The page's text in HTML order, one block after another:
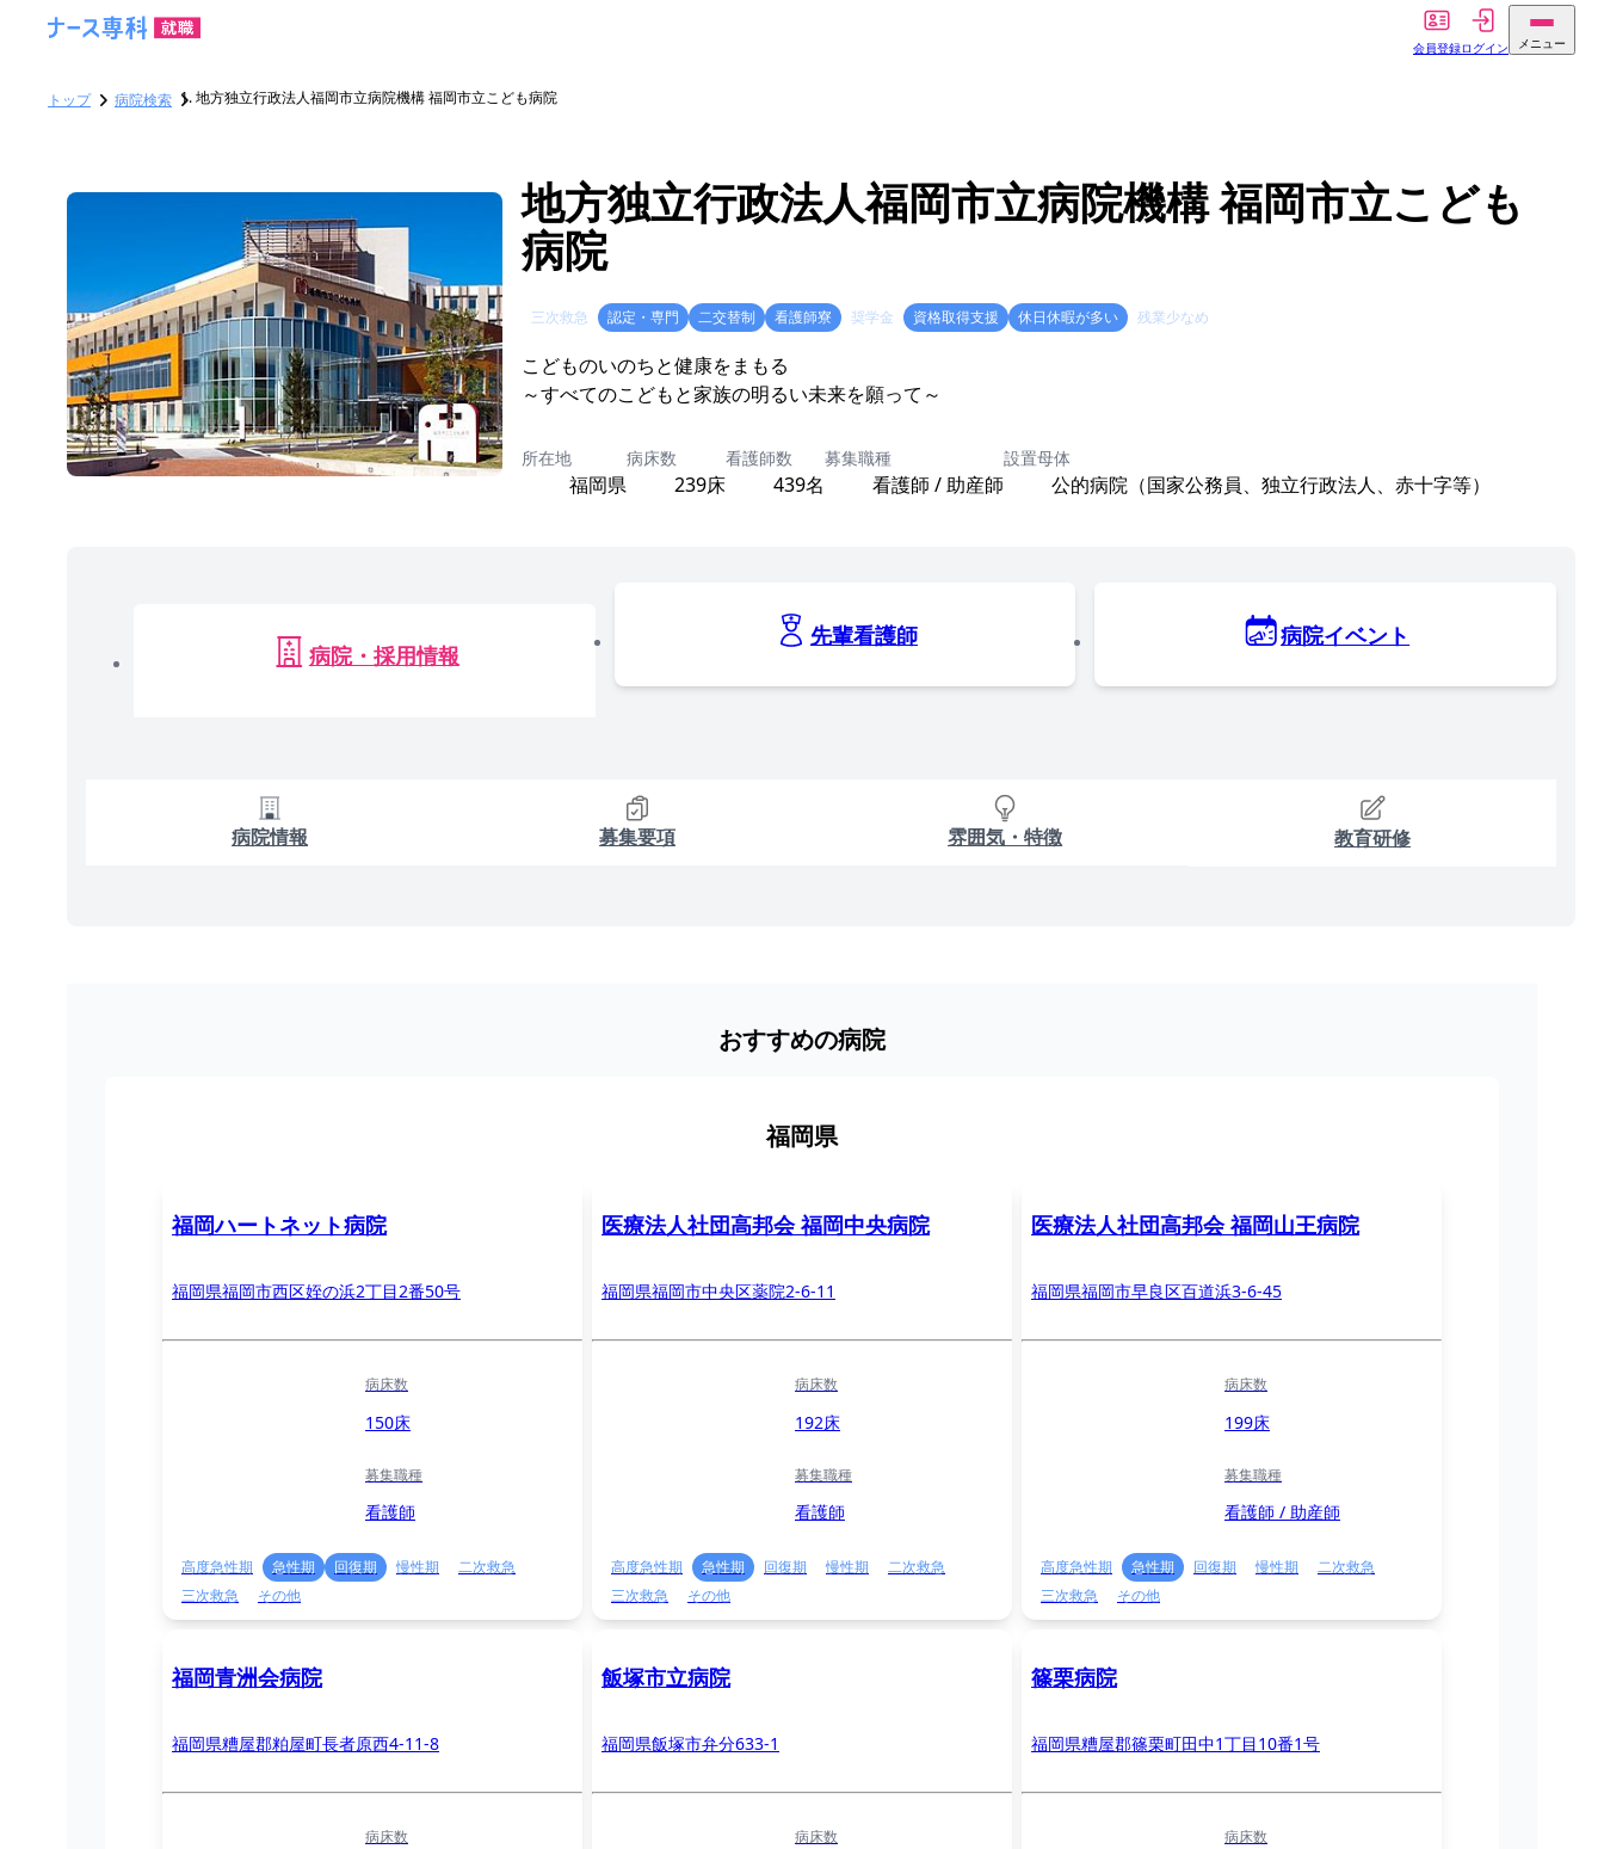
会員登録ログイン メニュー
トップ 病院検索 地方独立行政法人福岡市立病院機構 福岡市立こども病院
地方独立行政法人福岡市立病院機構 福岡市立こども
病院
三次救急 認定・専門 二交替制 看護師寮 奨学金 資格取得支援 休日休暇が多い 残業少なめ
こどものいのちと健康をまもる
～すべてのこどもと家族の明るい未来を願って～
所在地
福岡県
病床数
239床
看護師数
439名
募集職種
看護師 / 助産師
設置母体
公的病院（国家公務員、独立行政法人、赤十字等）
病院・採用情報
先輩看護師 病院イベント
病院情報 募集要項 雰囲気・特徴 教育研修
おすすめの病院
福岡県
福岡ハートネット病院
福岡県福岡市西区姪の浜2丁目2番50号
病床数
150床
募集職種
看護師
高度急性期 急性期 回復期 慢性期
二次救急
三次救急
その他
医療法人社団高邦会 福岡中央病院
福岡県福岡市中央区薬院2-6-11
病床数
192床
募集職種
看護師
高度急性期 急性期 回復期 慢性期
二次救急
三次救急
その他
医療法人社団高邦会 福岡山王病院
福岡県福岡市早良区百道浜3-6-45
病床数
199床
募集職種
看護師 / 助産師
高度急性期 急性期 回復期 慢性期
二次救急
三次救急
その他
福岡青洲会病院
福岡県糟屋郡粕屋町長者原西4-11-8
病床数
飯塚市立病院
福岡県飯塚市弁分633-1
病床数
篠栗病院
福岡県糟屋郡篠栗町田中1丁目10番1号
病床数